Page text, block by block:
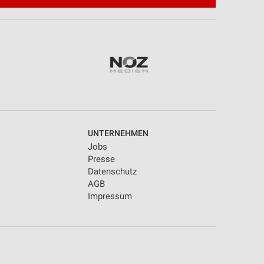
UNTERNEHMEN
Jobs
Presse
Datenschutz
AGB
Impressum